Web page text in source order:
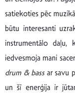
satiekoties pēc
būtu interesanti
instrumentālo daļu,
iedvesmoja mani
drum & bassar savu
un šī enerģija ir